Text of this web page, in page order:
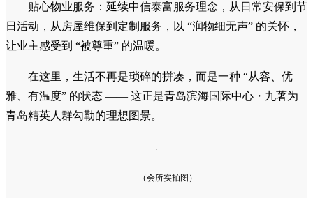
贴心物业服务：延续中信泰富服务理念，从日常安保到节
日活动，从房屋维保到定制服务，以 “润物细无声” 的关怀，
让业主感受到 “被尊重” 的温暖。
在这里，生活不再是琐碎的拼凑，而是一种 “从容、优
雅、有温度” 的状态 —— 这正是青岛滨海国际中心・九著为
青岛精英人群勾勒的理想图景。
（会所实拍图）